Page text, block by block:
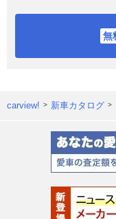
carview! 新車カタログ